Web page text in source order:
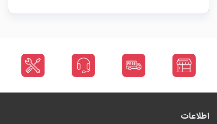
اطلاعات